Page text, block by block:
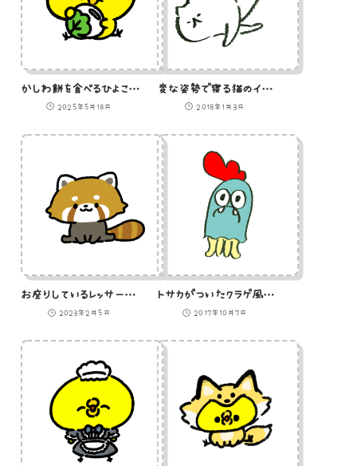
かしわ餅を食べるひよこのGIFアニメ
2025年5月18日
変な姿勢で寝る猫のイラスト
2018年1月3日
お座りしているレッサーパンダのイラスト
2023年2月5日
トサカがついたクラゲ風モンスターのイラスト
2017年10月7日